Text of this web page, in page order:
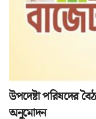
উপদেষ্টা পরিষদের
অনুমোদন